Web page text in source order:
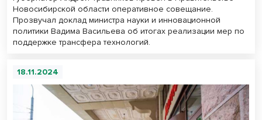
Новосибирской области оперативное совещание.
Прозвучал доклад министра науки и инновационной
политики Вадима Васильева об итогах реализации мер по
поддержке трансфера технологий.
18.11.2024